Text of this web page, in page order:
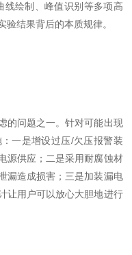
线绘制、峰值识别等多项高
结果背后的本质规律。
问题之一。针对可能出现
一是增设过压/欠压报警装
源供应；二是采用耐腐蚀材
漏造成损害；三是加装漏电
让用户可以放心大胆地进行